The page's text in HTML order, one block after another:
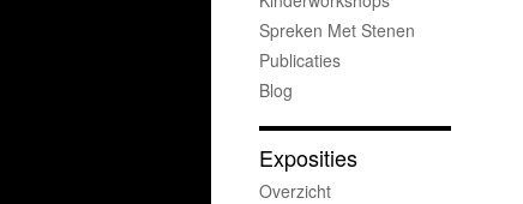
Spreken Met Stenen
Publicaties
Blog
Exposities
Overzicht